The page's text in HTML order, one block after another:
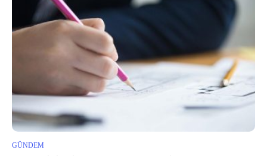
GÜNDEM